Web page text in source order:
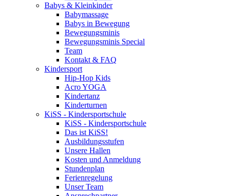
Babys & Kleinkinder
Babymassage
Babys in Bewegung
Bewegungsminis
Bewegungsminis Special
Team
Kontakt & FAQ
Kindersport
Hip-Hop Kids
Acro YOGA
Kindertanz
Kinderturnen
KiSS - Kindersportschule
KiSS - Kindersportschule
Das ist KiSS!
Ausbildungsstufen
Unsere Hallen
Kosten und Anmeldung
Stundenplan
Ferienregelung
Unser Team